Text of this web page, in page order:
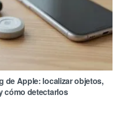
de Apple: localizar objetos,
cómo detectarlos